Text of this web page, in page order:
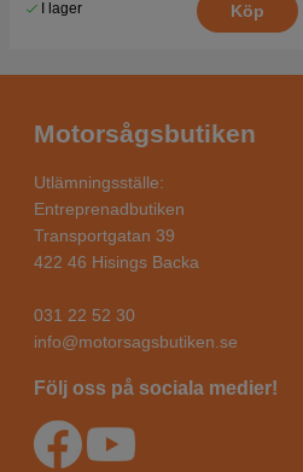
I lager Köp
Motorsågsbutiken
Utlämningsställe:
Entreprenadbutiken
Transportgatan 39
422 46 Hisings Backa
031 22 52 30
info@motorsagsbutiken.se
Följ oss på sociala medier!